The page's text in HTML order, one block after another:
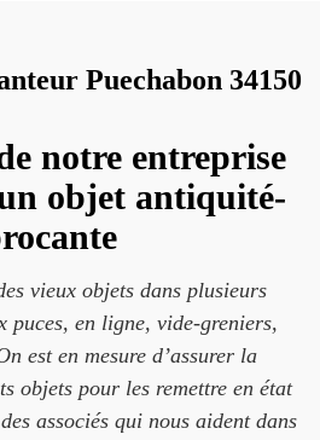
Puechabon 34150
notre entreprise
objet antiquité-
vieux objets dans plusieurs
puces, en ligne, vide-greniers,
est en mesure d’assurer la
objets pour les remettre en état
associés qui nous aident dans